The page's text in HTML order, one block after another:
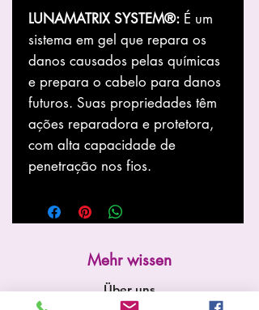
LUNAMATRIX SYSTEM®: É um
sistema em gel que repara os
danos causados pelas químicas
e prepara o cabelo para danos
futuros. Suas propriedades têm
ações reparadora e protetora,
com alta capacidade de
penetração nos fios.
Mehr wissen
Über uns